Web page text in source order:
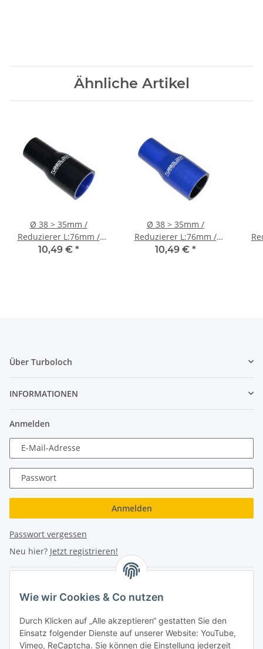
Ähnliche Artikel
Ø 38 > 35mm /
Reduzierer L:76mm /
Silikonschlauch -
10,49 € *
Ø 38 > 35mm /
Reduzierer L:76mm /
Silikonschlauch - blau
10,49 € *
Über Turboloch
INFORMATIONEN
Anmelden
E-Mail-Adresse
Passwort
Anmelden
Passwort vergessen
Neu hier? Jetzt registrieren!
Hauptplatz 4
2870 Aspang
Wie wir Cookies & Co nutzen
Durch Klicken auf „Alle akzeptieren“ gestatten Sie den
Einsatz folgender Dienste auf unserer Website: YouTube,
Vimeo, ReCaptcha. Sie können die Einstellung jederzeit